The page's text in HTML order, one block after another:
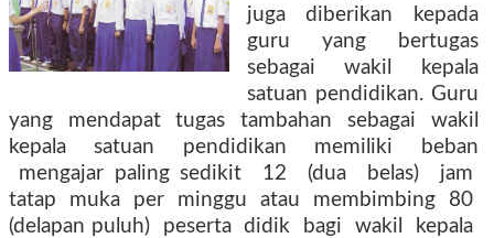
juga diberikan kepada
guru yang bertugas
sebagai wakil kepala
satuan pendidikan. Guru
yang mendapat tugas tambahan sebagai wakil
kepala satuan pendidikan memiliki beban
mengajar paling sedikit 12 (dua belas) jam
tatap muka per minggu atau membimbing 80
(delapan puluh) peserta didik bagi wakil kepala